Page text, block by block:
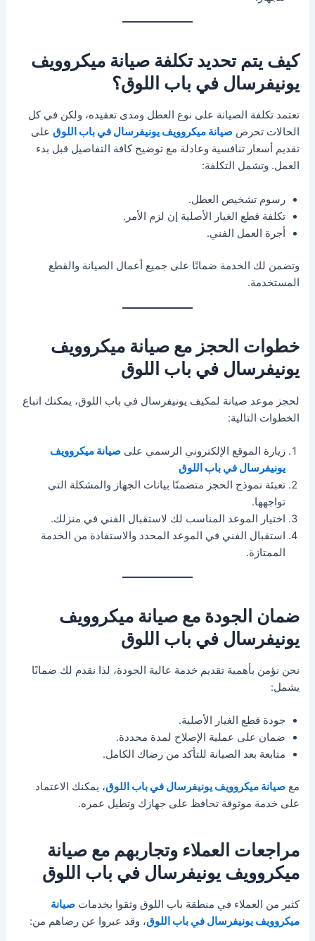
كيف يتم تحديد تكلفة صيانة ميكروويف
يونيفرسال في باب اللوق؟
تعتمد تكلفة الصيانة على نوع العطل ومدى تعقيده، ولكن في كل
الحالات تحرصصيانة ميكروويف يونيفرسال في باب اللوق على
تقديم أسعار تنافسية وعادلة مع توضيح كافة التفاصيل قبل بدء
العمل. وتشمل التكلفة:
رسوم تشخيص العطل.
تكلفة قطع الغيار الأصلية إن لزم الأمر.
أجرة العمل الفني.
وتضمن لك الخدمة ضمانًا على جميع أعمال الصيانة والقطع
المستخدمة.
خطوات الحجز مع صيانة ميكروويف
يونيفرسال في باب اللوق
لحجز موعد صيانة لمكيف يونيفرسال في باب اللوق، يمكنك اتباع
الخطوات التالية:
زيارة الموقع الإلكتروني الرسمي علىصيانة ميكروويف
يونيفرسال في باب اللوق
تعبئة نموذج الحجز متضمنًا بيانات الجهاز والمشكلة التي
تواجهها.
اختيار الموعد المناسب لك لاستقبال الفني في منزلك.
استقبال الفني في الموعد المحدد والاستفادة من الخدمة
الممتازة.
ضمان الجودة مع صيانة ميكروويف
يونيفرسال في باب اللوق
نحن نؤمن بأهمية تقديم خدمة عالية الجودة، لذا نقدم لك ضمانًا
يشمل:
جودة قطع الغيار الأصلية.
ضمان على عملية الإصلاح لمدة محددة.
متابعة بعد الصيانة للتأكد من رضاك الكامل.
معصيانة ميكروويف يونيفرسال في باب اللوق، يمكنك الاعتماد
على خدمة موثوقة تحافظ على جهازك وتطيل عمره.
مراجعات العملاء وتجاربهم مع صيانة
ميكروويف يونيفرسال في باب اللوق
كثير من العملاء في منطقة باب اللوق وثقوا بخدماتصيانة
ميكروويف يونيفرسال في باب اللوق، وقد عبروا عن رضاهم من: